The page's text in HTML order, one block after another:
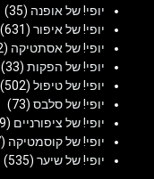
יופי! של אופנה (35)
יופי! של איפור (631)
יופי! של אסתטיקה (502)
יופי! של הפקות (33)
יופי! של טיפול (502)
יופי! של סלבס (73)
יופי! של ציפורניים (259)
יופי! של קוסמטיקה (547)
יופי! של שיער (535)